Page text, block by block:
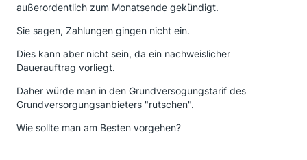
außerordentlich zum Monatsende gekündigt.
Sie sagen, Zahlungen gingen nicht ein.
Dies kann aber nicht sein, da ein nachweislicher
Dauerauftrag vorliegt.
Daher würde man in den Grundversogungstarif des
Grundversorgungsanbieters "rutschen".
Wie sollte man am Besten vorgehen?